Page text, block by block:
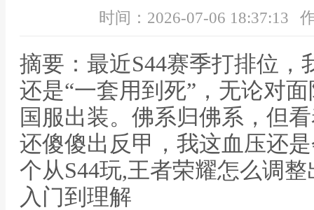
时间：2026-07-06 18:37:13
摘要：最近S44赛季打排位
还是“一套用到死”，无论对
国服出装。佛系归佛系，但
还傻傻出反甲，我这血压还
个从S44玩,王者荣耀怎么调
入门到理解